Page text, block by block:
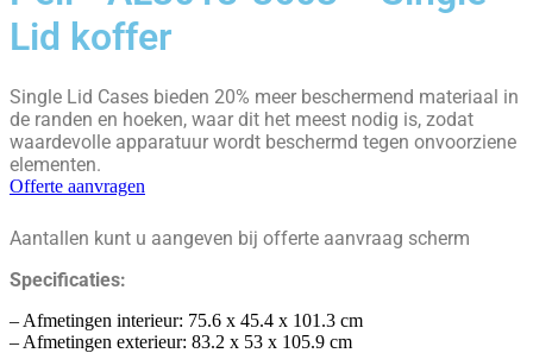
Lid koffer
Single Lid Cases bieden 20% meer beschermend materiaal in
de randen en hoeken, waar dit het meest nodig is, zodat
waardevolle apparatuur wordt beschermd tegen onvoorziene
elementen.
Offerte aanvragen
Aantallen kunt u aangeven bij offerte aanvraag scherm
Specificaties:
– Afmetingen interieur: 75.6 x 45.4 x 101.3 cm
– Afmetingen exterieur: 83.2 x 53 x 105.9 cm